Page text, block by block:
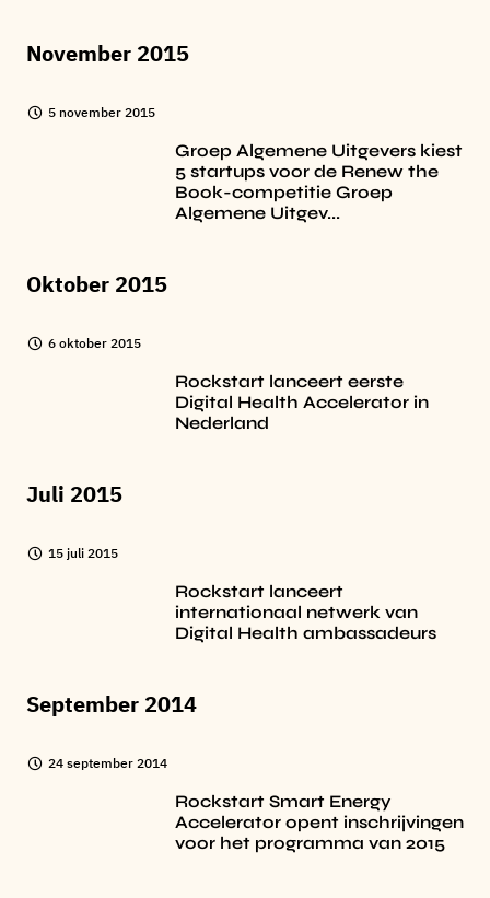
November 2015
5 november 2015
Groep Algemene Uitgevers kiest
5 startups voor de Renew the
Book-competitie Groep
Algemene Uitgev...
Oktober 2015
6 oktober 2015
Rockstart lanceert eerste
Digital Health Accelerator in
Nederland
Juli 2015
15 juli 2015
Rockstart lanceert
internationaal netwerk van
Digital Health ambassadeurs
September 2014
24 september 2014
Rockstart Smart Energy
Accelerator opent inschrijvingen
voor het programma van 2015